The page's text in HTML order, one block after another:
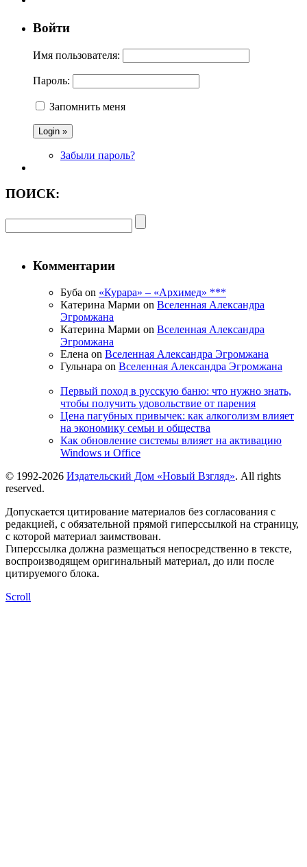
Войти
Имя пользователя:
Пароль:
Запомнить меня
Забыли пароль?
ПОИСК:
Комментарии
Буба on «Курара» – «Архимед» ***
Катерина Марми on Вселенная Александра
Эгромжана
Катерина Марми on Вселенная Александра
Эгромжана
Елена on Вселенная Александра Эгромжана
Гульнара on Вселенная Александра Эгромжана
Первый поход в русскую баню: что нужно знать,
чтобы получить удовольствие от парения
Цена пагубных привычек: как алкоголизм влияет
на экономику семьи и общества
Как обновление системы влияет на активацию
Windows и Office
© 1992-2026 Издательский Дом «Новый Взгляд». All rights
reserved.
Допускается цитирование материалов без согласования с
редакцией, с обязательной прямой гиперссылкой на страницу,
с которой материал заимствован.
Гиперссылка должна размещаться непосредственно в тексте,
воспроизводящем оригинальный материал, до или после
цитируемого блока.
Scroll